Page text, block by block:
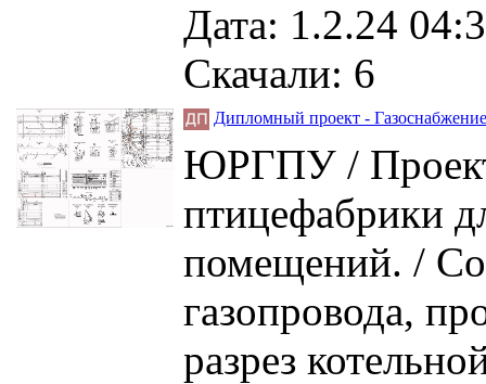
Дата: 1.2.24
Скачали: 6
Дипломный проект -
ЮРГПУ /
птицефабрики
помещений. /
газопровода,
разрез